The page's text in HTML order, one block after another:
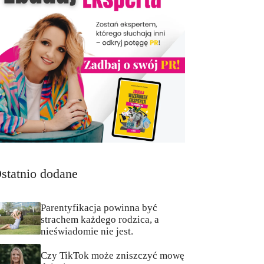
dodane
Parentyfikacja powinna być
strachem każdego rodzica, a
nieświadomie nie jest.
Czy TikTok może zniszczyć mowę